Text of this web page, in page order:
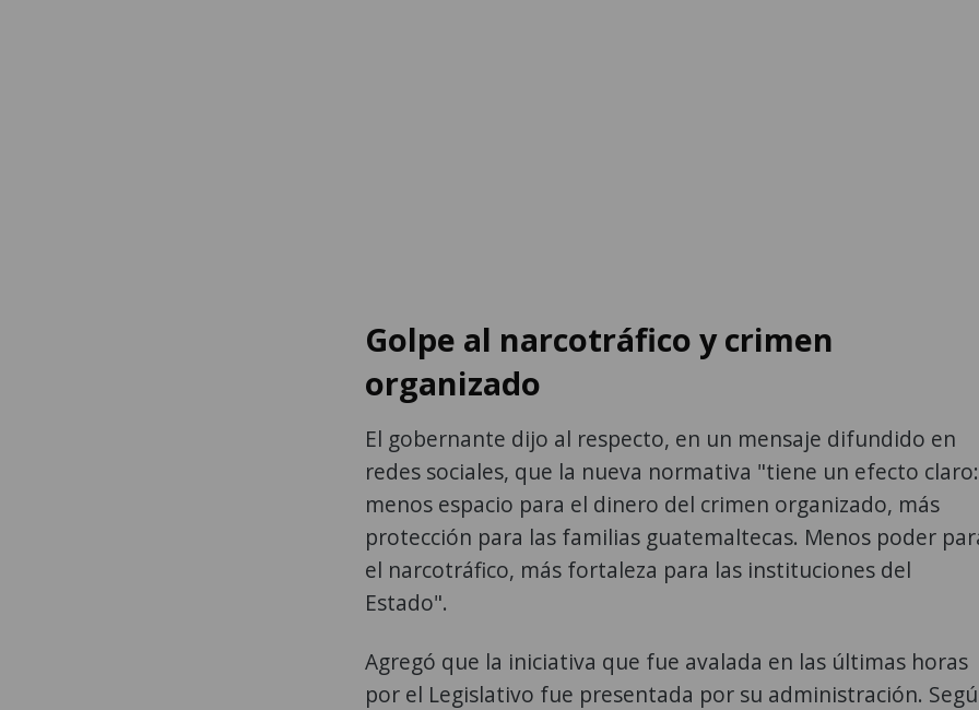
Golpe al narcotráfico y crimen
organizado
El gobernante dijo al respecto, en un mensaje difundido en
redes sociales, que la nueva normativa "tiene un efecto claro:
menos espacio para el dinero del crimen organizado, más
protección para las familias guatemaltecas. Menos poder
el narcotráfico, más fortaleza para las instituciones del
Estado".
Agregó que la iniciativa que fue avalada en las últimas horas
por el Legislativo fue presentada por su administración.